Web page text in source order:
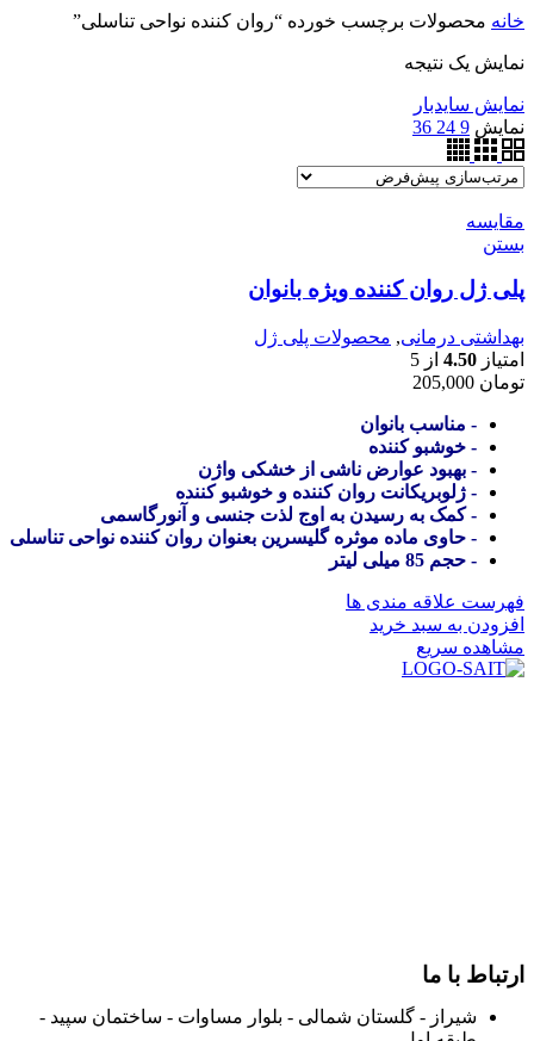
خانه محصولات برچسب خورده “روان کننده نواحی تناسلی”
نمایش یک نتیجه
نمایش سایدبار
نمایش 9
24
36
مقایسه
بستن
پلی ژل روان کننده ویژه بانوان
بهداشتی درمانی, محصولات پلی ژل
امتیاز 4.50 از 5
تومان
- مناسب بانوان
- خوشبو کننده
- بهبود عوارض ناشی از خشکی واژن
- ژلوبریکانت روان کننده و خوشبو کننده
- کمک به رسیدن به اوج لذت جنسی و آنورگاسمی
- حاوی ماده موثره گلیسرین بعنوان روان کننده نواحی تناسلی
- حجم 85 میلی لیتر
فهرست علاقه مندی ها
افزودن به سبد خرید
مشاهده سریع
ارتباط با ما
شیراز - گلستان شمالی - بلوار مساوات - ساختمان سپید -